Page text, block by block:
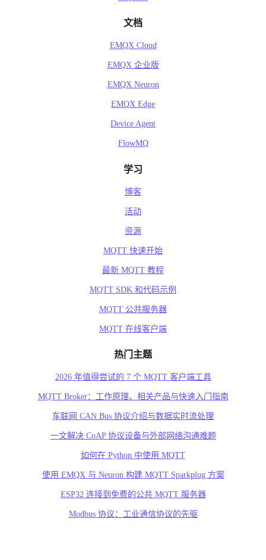
文档
EMQX Cloud
EMQX 企业版
EMQX Neuron
EMQX Edge
Device Agent
FlowMQ
学习
博客
活动
资源
MQTT 快速开始
最新 MQTT 教程
MQTT SDK 和代码示例
MQTT 公共服务器
MQTT 在线客户端
热门主题
2026 年值得尝试的 7 个 MQTT 客户端工具
MQTT Broker：工作原理、相关产品与快速入门指南
车联网 CAN Bus 协议介绍与数据实时流处理
一文解决 CoAP 协议设备与外部网络沟通难题
如何在 Python 中使用 MQTT
使用 EMQX 与 Neuron 构建 MQTT Sparkplug 方案
ESP32 连接到免费的公共 MQTT 服务器
Modbus 协议：工业通信协议的先驱